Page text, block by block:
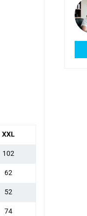
XXL
102
62
52
74